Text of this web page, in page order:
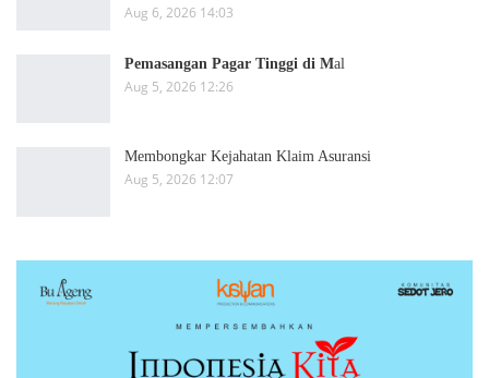
Aug 6, 2026 14:03
Pemasangan Pagar Tinggi di Mal
Aug 5, 2026 12:26
Membongkar Kejahatan Klaim Asuransi
Aug 5, 2026 12:07